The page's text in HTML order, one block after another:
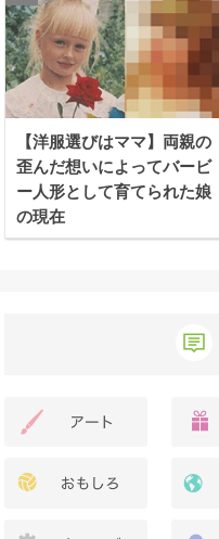
【洋服選びはママ】両親の
歪んだ想いによってバービ
ー人形として育てられた娘
の現在